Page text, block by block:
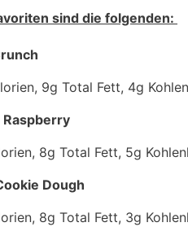
sind die folgenden:
9g Total Fett, 4g
Raspberry
8g Total Fett, 5g
Dough
8g Total Fett, 3g